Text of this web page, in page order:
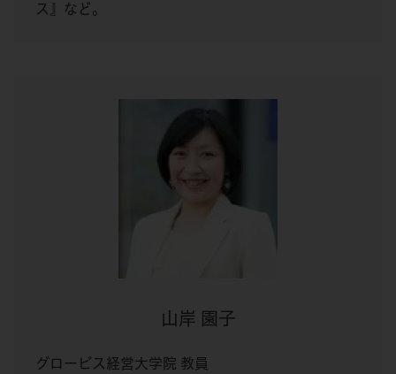
ス』など。
山岸 園子
グロービス経営大学院 教員